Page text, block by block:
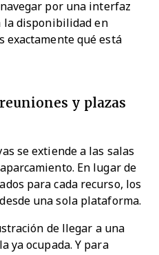
por una interfaz
la disponibilidad en
exactamente qué está
y plazas
se extiende a las salas
En lugar de
para cada recurso, los
una sola plataforma.
de llegar a una
ya ocupada. Y para